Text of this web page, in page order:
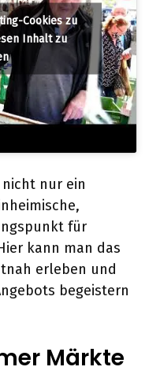
Cookies zu
Inhalt zu
nur ein
für
kann man das
erleben und
begeistern
Märkte